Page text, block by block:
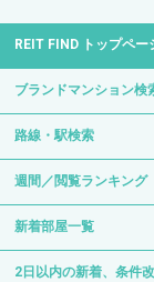
REIT FIND トップペー
ブランドマンション検
路線・駅検索
週間／閲覧ランキング
新着部屋一覧
2日以内の新着、条件